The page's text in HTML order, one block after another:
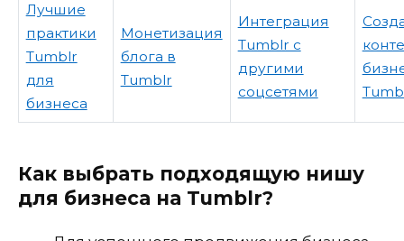
Лучшие
практики
Tumblr
для
бизнеса
Монетизация
блога в
Tumblr
Интеграция
Tumblr с
другими
соцсетями
Как выбрать подходящую нишу
для бизнеса на Tumblr?